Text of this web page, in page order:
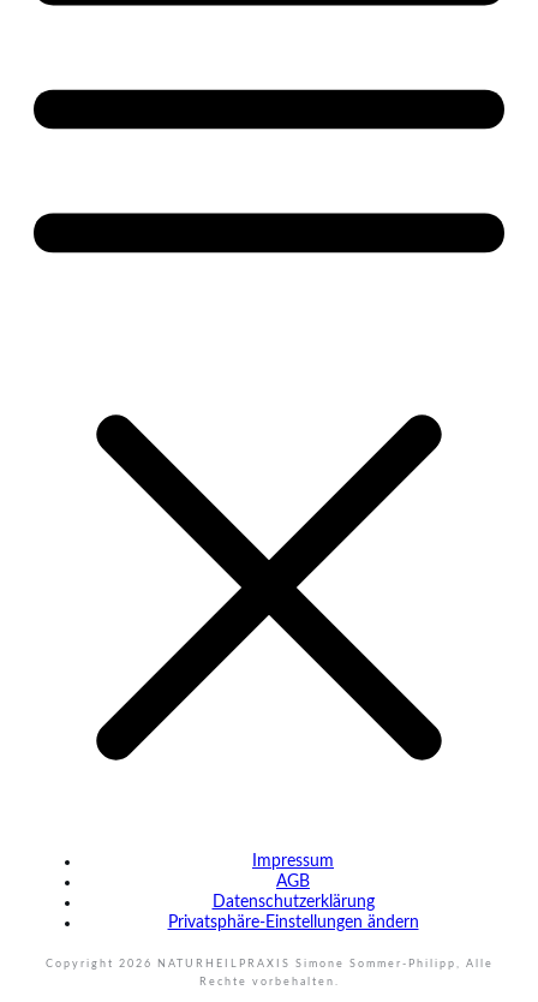
Impressum
AGB
Datenschutzerklärung
Privatsphäre-Einstellungen ändern
Copyright 2026 NATURHEILPRAXIS Simone Sommer-Philipp , Alle
Rechte vorbehalten.